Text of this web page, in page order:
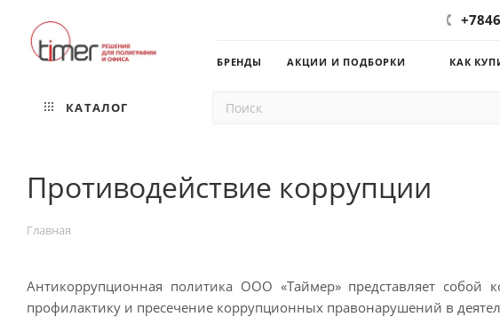
БРЕНДЫ АКЦИИ И ПОДБОРКИ КАК
КАТАЛОГ
Противодействие коррупции
Главная
Антикоррупционная политика ООО «Таймер» представляет
профилактику и пресечение коррупционных правонарушений в